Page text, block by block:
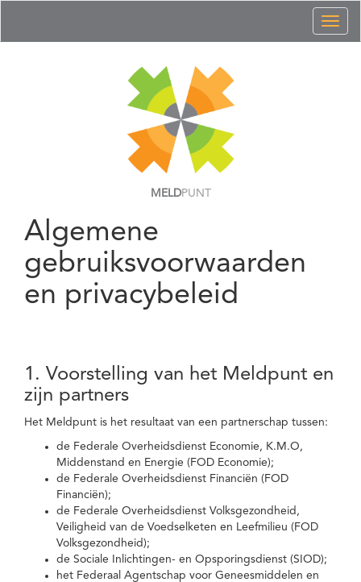
MELDPUNT
Algemene
gebruiksvoorwaarden
en privacybeleid
1. Voorstelling van het Meldpunt en
zijn partners
Het Meldpunt is het resultaat van een partnerschap tussen:
de Federale Overheidsdienst Economie, K.M.O,
Middenstand en Energie (FOD Economie);
de Federale Overheidsdienst Financiën (FOD
Financiën);
de Federale Overheidsdienst Volksgezondheid,
Veiligheid van de Voedselketen en Leefmilieu (FOD
Volksgezondheid);
de Sociale Inlichtingen- en Opsporingsdienst (SIOD);
het Federaal Agentschap voor Geneesmiddelen en